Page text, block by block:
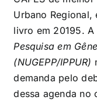
Urbano
livro em 20195.
Pesquisa em
(NUGEPP/IPPUR)
demanda pelo
dessa agenda no